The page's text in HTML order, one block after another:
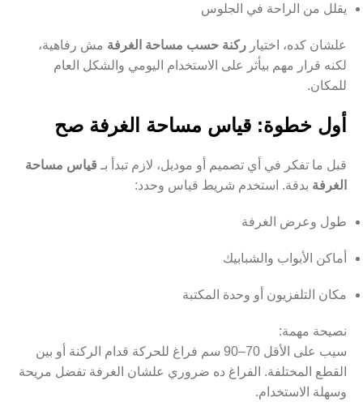
يقلل من الراحة في الجلوس
علشان كده، اختيار ركنة حسب مساحة الغرفة مش رفاهية،
لكنه قرار مهم بيأثر على الاستخدام اليومي والشكل العام
للمكان.
أول خطوة: قياس مساحة الغرفة صح
قبل ما تفكر في أي تصميم أو موديل، لازم تبدأ بـ قياس مساحة
الغرفة بدقة. استخدم شريط قياس وحدد:
طول وعرض الغرفة
أماكن الأبواب والشبابيك
مكان التلفزيون أو وحدة المكتبة
نصيحة مهمة:
سيب على الأقل 70–90 سم فراغ للحركة قدام الركنة أو بين
القطع المختلفة. الفراغ ده ضروري علشان الغرفة تفضل مريحة
وسهلة الاستخدام.